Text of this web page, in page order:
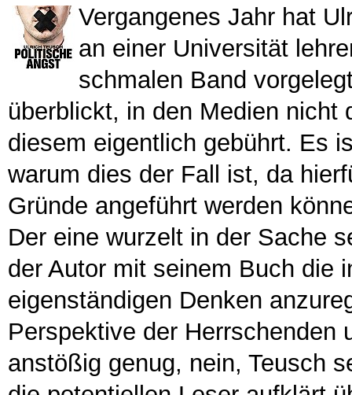
Vergangenes Jahr hat
an einer Universität
schmalen Band
überblickt, in den Medien nicht
diesem eigentlich gebührt. Es
warum dies der Fall ist, da
Gründe angeführt werden
Der eine wurzelt in der Sache
der Autor mit seinem Buch die
eigenständigen Denken
Perspektive der Herrschenden
anstößig genug, nein, Teusch